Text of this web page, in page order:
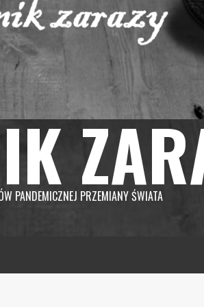
PANDEMICZNEJ PRZEMIANY ŚWIATA